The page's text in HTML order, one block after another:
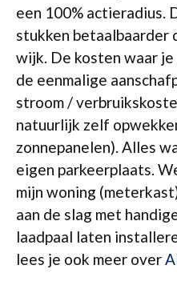
een 100% actieradius.
stukken betaalbaarder
wijk. De kosten waar
de eenmalige
stroom /
natuurlijk zelf
zonnepanelen). Alles
eigen parkeerplaats.
mijn woning
aan de slag met
laadpaal laten
lees je ook meer over